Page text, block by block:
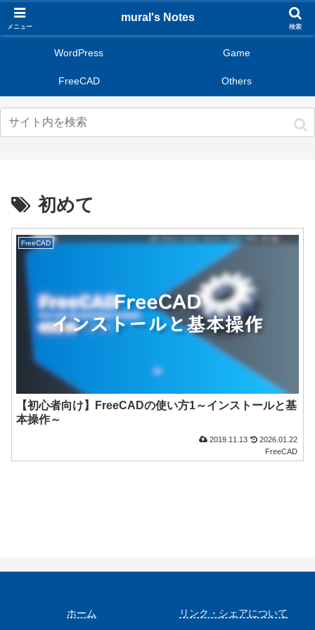
WordPress Game
FreeCAD Others
初めて
FreeCAD
【初心者向け】FreeCADの使い方1～インストールと基
本操作～
2019.11.13
2026.01.22
FreeCAD
ホーム リンク・シェアについて
メニュー
mural's Notes
検索